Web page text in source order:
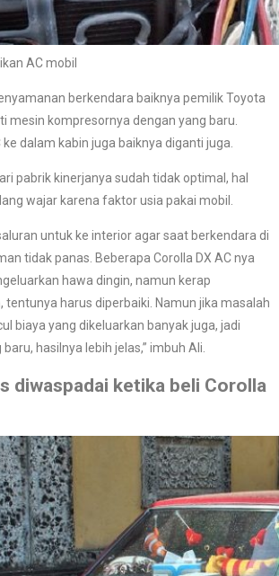
AC mobil
berkendara baiknya pemilik Toyota
mesin kompresornya dengan yang baru.
dalam kabin juga baiknya diganti juga.
pabrik kinerjanya sudah tidak optimal, hal
wajar karena faktor usia pakai mobil.
untuk ke interior agar saat berkendara di
tidak panas. Beberapa Corolla DX AC nya
hawa dingin, namun kerap
tentunya harus diperbaiki. Namun jika masalah
biaya yang dikeluarkan banyak juga, jadi
hasilnya lebih jelas,” imbuh Ali.
diwaspadai ketika beli Corolla